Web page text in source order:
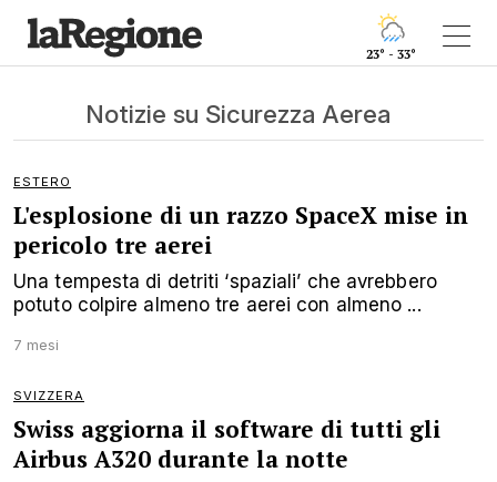
23° - 33°
Notizie su Sicurezza Aerea
ESTERO
L'esplosione di un razzo SpaceX mise in
pericolo tre aerei
Una tempesta di detriti ‘spaziali’ che avrebbero
potuto colpire almeno tre aerei con almeno ...
7 mesi
SVIZZERA
Swiss aggiorna il software di tutti gli
Airbus A320 durante la notte